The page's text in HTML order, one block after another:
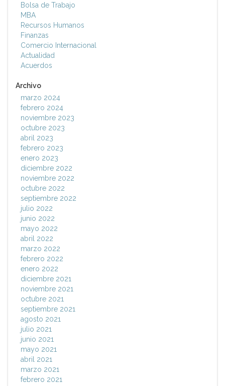
Bolsa de Trabajo
MBA
Recursos Humanos
Finanzas
Comercio Internacional
Actualidad
Acuerdos
Archivo
marzo 2024
febrero 2024
noviembre 2023
octubre 2023
abril 2023
febrero 2023
enero 2023
diciembre 2022
noviembre 2022
octubre 2022
septiembre 2022
julio 2022
junio 2022
mayo 2022
abril 2022
marzo 2022
febrero 2022
enero 2022
diciembre 2021
noviembre 2021
octubre 2021
septiembre 2021
agosto 2021
julio 2021
junio 2021
mayo 2021
abril 2021
marzo 2021
febrero 2021